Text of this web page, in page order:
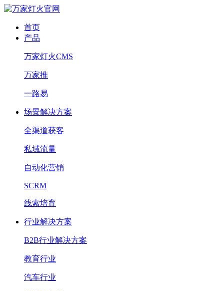
首页
产品
万家灯火CMS
万家推
一路易
场景解决方案
全渠道获客
私域流量
自动化营销
SCRM
线索培育
行业解决方案
B2B行业解决方案
教育行业
汽车行业